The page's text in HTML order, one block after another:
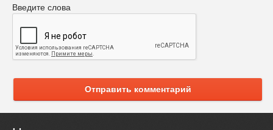
Введите слова
Отправить комментарий